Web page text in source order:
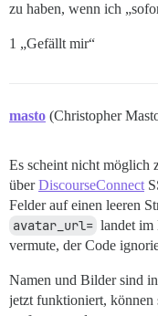
zu haben, wenn ich
1 „Gefällt mir“
masto (Christopher
Es scheint nicht möglich
überDiscourseConnect
Felder auf einen leeren
avatar_url= landet im
vermute, der Code
Namen und Bilder sind
jetzt funktioniert, können